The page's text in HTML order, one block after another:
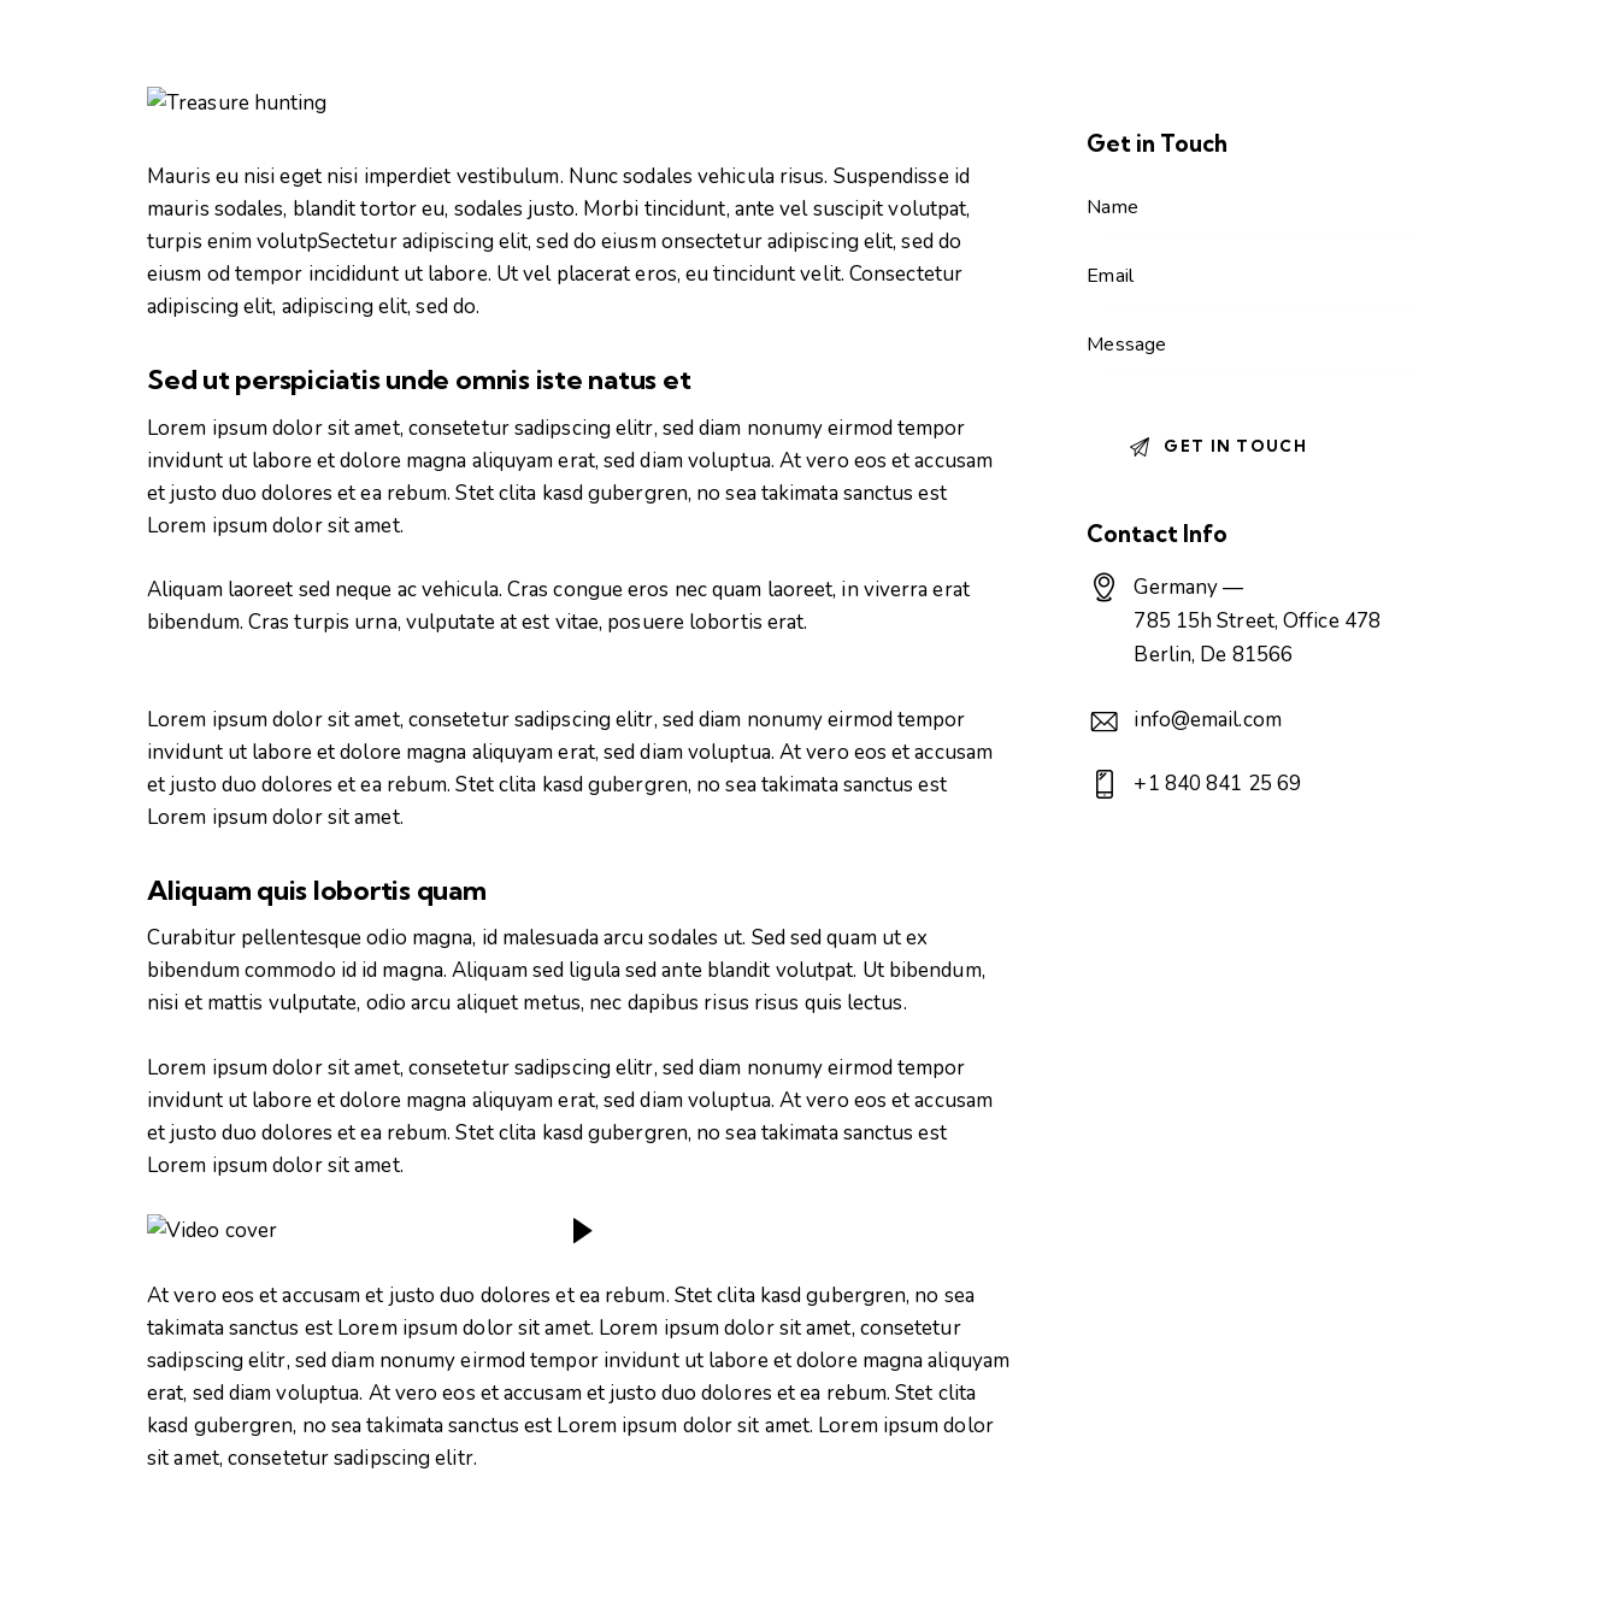
Mauris eu nisi eget nisi imperdiet vestibulum. Nunc sodales vehicula risus. Suspendisse id
mauris sodales, blandit tortor eu, sodales justo. Morbi tincidunt, ante vel suscipit volutpat,
turpis enim volutpSectetur adipiscing elit, sed do eiusm onsectetur adipiscing elit, sed do
eiusm od tempor incididunt ut labore. Ut vel placerat eros, eu tincidunt velit. Consectetur
adipiscing elit, adipiscing elit, sed do.
Sed ut perspiciatis unde omnis iste natus et
Lorem ipsum dolor sit amet, consetetur sadipscing elitr, sed diam nonumy eirmod tempor
invidunt ut labore et dolore magna aliquyam erat, sed diam voluptua. At vero eos et accusam
et justo duo dolores et ea rebum. Stet clita kasd gubergren, no sea takimata sanctus est
Lorem ipsum dolor sit amet.
Aliquam laoreet sed neque ac vehicula. Cras congue eros nec quam laoreet, in viverra erat
bibendum. Cras turpis urna, vulputate at est vitae, posuere lobortis erat.
Lorem ipsum dolor sit amet, consetetur sadipscing elitr, sed diam nonumy eirmod tempor
invidunt ut labore et dolore magna aliquyam erat, sed diam voluptua. At vero eos et accusam
et justo duo dolores et ea rebum. Stet clita kasd gubergren, no sea takimata sanctus est
Lorem ipsum dolor sit amet.
Aliquam quis lobortis quam
Curabitur pellentesque odio magna, id malesuada arcu sodales ut. Sed sed quam ut ex
bibendum commodo id id magna. Aliquam sed ligula sed ante blandit volutpat. Ut bibendum,
nisi et mattis vulputate, odio arcu aliquet metus, nec dapibus risus risus quis lectus.
Lorem ipsum dolor sit amet, consetetur sadipscing elitr, sed diam nonumy eirmod tempor
invidunt ut labore et dolore magna aliquyam erat, sed diam voluptua. At vero eos et accusam
et justo duo dolores et ea rebum. Stet clita kasd gubergren, no sea takimata sanctus est
Lorem ipsum dolor sit amet.
At vero eos et accusam et justo duo dolores et ea rebum. Stet clita kasd gubergren, no sea
takimata sanctus est Lorem ipsum dolor sit amet. Lorem ipsum dolor sit amet, consetetur
sadipscing elitr, sed diam nonumy eirmod tempor invidunt ut labore et dolore magna aliquyam
erat, sed diam voluptua. At vero eos et accusam et justo duo dolores et ea rebum. Stet clita
kasd gubergren, no sea takimata sanctus est Lorem ipsum dolor sit amet. Lorem ipsum dolor
sit amet, consetetur sadipscing elitr.
Get in Touch
Contact Info
Germany —
785 15h Street, Office 478
Berlin, De 81566
info@email.com
+1 840 841 25 69